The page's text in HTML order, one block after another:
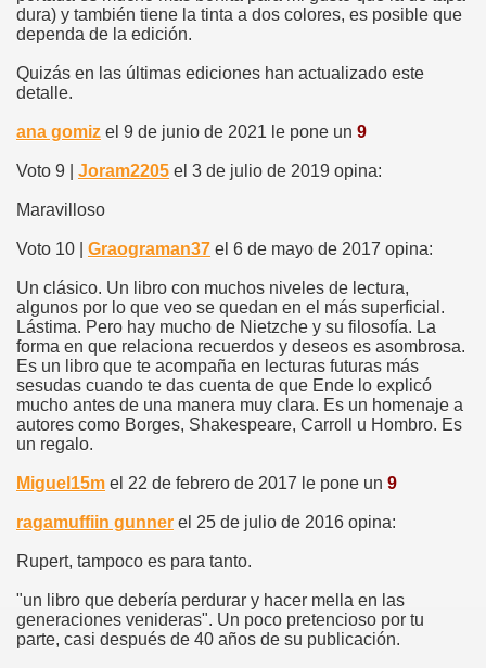
dura) y también tiene la tinta a dos colores, es posible que
dependa de la edición.
Quizás en las últimas ediciones han actualizado este
detalle.
ana gomiz el 9 de junio de 2021 le pone un 9
Voto 9 | Joram2205 el 3 de julio de 2019 opina:
Maravilloso
Voto 10 | Graograman37 el 6 de mayo de 2017 opina:
Un clásico. Un libro con muchos niveles de lectura,
algunos por lo que veo se quedan en el más superficial.
Lástima. Pero hay mucho de Nietzche y su filosofía. La
forma en que relaciona recuerdos y deseos es asombrosa.
Es un libro que te acompaña en lecturas futuras más
sesudas cuando te das cuenta de que Ende lo explicó
mucho antes de una manera muy clara. Es un homenaje a
autores como Borges, Shakespeare, Carroll u Hombro. Es
un regalo.
Miguel15m el 22 de febrero de 2017 le pone un 9
ragamuffiin gunner el 25 de julio de 2016 opina:
Rupert, tampoco es para tanto.
"un libro que debería perdurar y hacer mella en las
generaciones venideras". Un poco pretencioso por tu
parte, casi después de 40 años de su publicación.